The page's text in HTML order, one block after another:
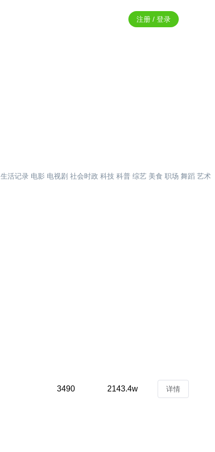
注册 / 登录
生活记录 电影 电视剧 社会时政 科技 科普 综艺 美食 职场 舞蹈 艺术
3490 2143.4w 详情